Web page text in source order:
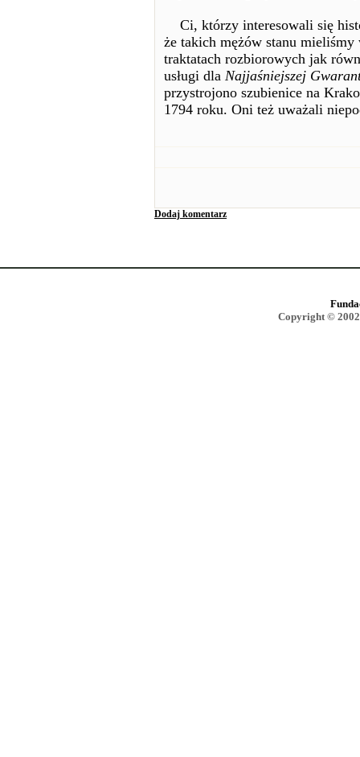
Ci, którzy interesowali się
że takich mężów stanu
traktatach rozbiorowych jak
usługi dla Najjaśniejszej
przystrojono szubienice na
1794 roku. Oni też uważali
Dodaj komentarz
Copyright ©